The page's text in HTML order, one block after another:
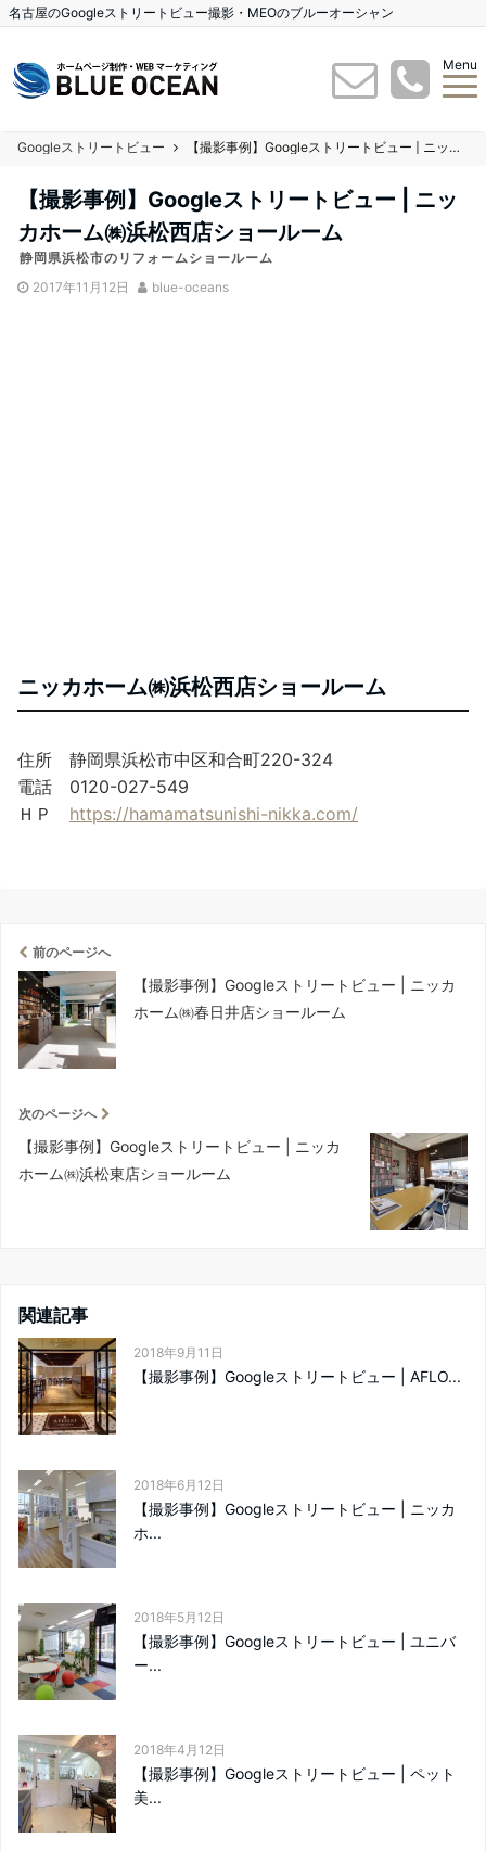
名古屋のGoogleストリートビュー撮影・MEOのブルーオーシャン
Menu
Googleストリートビュー 【撮影事例】Googleストリートビュー | ニッカホーム㈱浜松西店ショールーム
【撮影事例】Googleストリートビュー | ニッ
カホーム㈱浜松西店ショールーム
静岡県浜松市のリフォームショールーム
2017年11月12日
blue-oceans
ニッカホーム㈱浜松西店ショールーム
住所 静岡県浜松市中区和合町220-324
電話 0120-027-549
ＨＰ https://hamamatsunishi-nikka.com/
前のページへ
【撮影事例】Googleストリートビュー | ニッカ
ホーム㈱春日井店ショールーム
次のページへ
【撮影事例】Googleストリートビュー | ニッカ
ホーム㈱浜松東店ショールーム
関連記事
2018年9月11日
【撮影事例】Googleストリートビュー | AFLO...
2018年6月12日
【撮影事例】Googleストリートビュー | ニッカ
ホ...
2018年5月12日
【撮影事例】Googleストリートビュー | ユニバ
ー...
2018年4月12日
【撮影事例】Googleストリートビュー | ペット
美...